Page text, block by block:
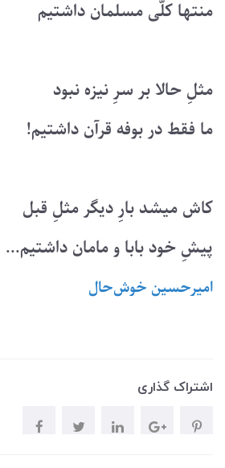
منتها کلّی مسلمان داشتیم
مثلِ حالا بر سرِ نیزه نبود
ما فقط در بوفه قرآن داشتیم!
کاش میشد بارِ دیگر مثلِ قبل
پیشِ خود بابا و مامان داشتیم...
امیرحسین ‌خوش‌حال
اشتراک گذاری